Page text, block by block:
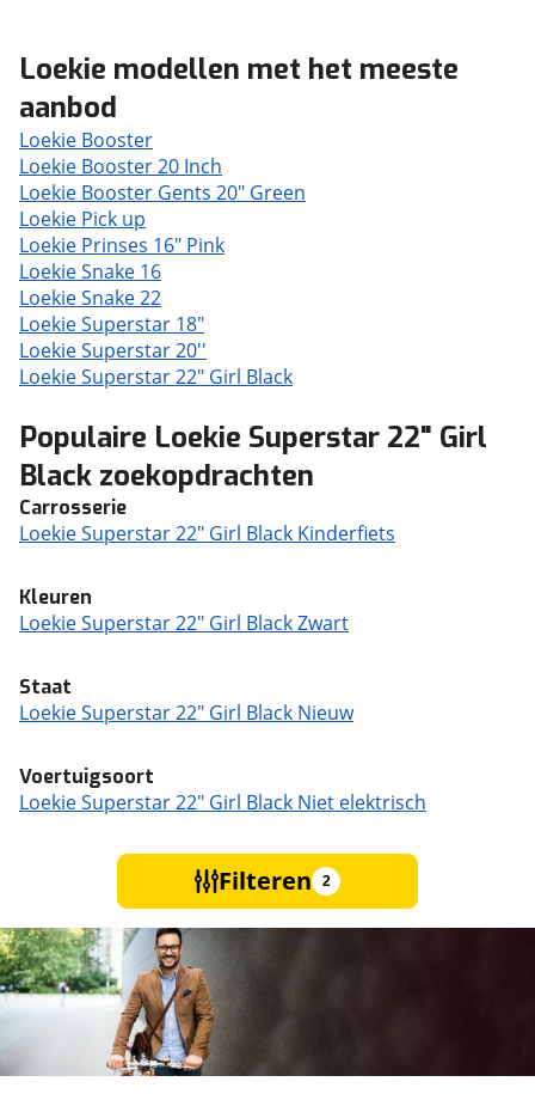
Loekie modellen met het meeste
aanbod
Loekie Booster
Loekie Booster 20 Inch
Loekie Booster Gents 20" Green
Loekie Pick up
Loekie Prinses 16" Pink
Loekie Snake 16
Loekie Snake 22
Loekie Superstar 18"
Loekie Superstar 20''
Loekie Superstar 22" Girl Black
Populaire Loekie Superstar 22" Girl
Black zoekopdrachten
Carrosserie
Loekie Superstar 22" Girl Black Kinderfiets
Kleuren
Loekie Superstar 22" Girl Black Zwart
Staat
Loekie Superstar 22" Girl Black Nieuw
Voertuigsoort
Loekie Superstar 22" Girl Black Niet elektrisch
Filteren 2